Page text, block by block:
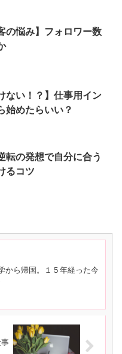
の悩み】フォロワー数
ない！？】仕事用イン
始めたらいい？
転の発想で自分に合う
るコツ
から帰国。１５年経った今
事